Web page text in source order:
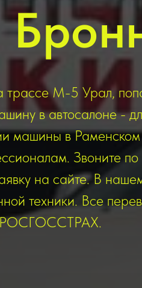
трассе М-5 Урал,
в автосалоне -
машины в
Звоните по
на сайте. В
техники. Все
РОСГОССТРАХ.